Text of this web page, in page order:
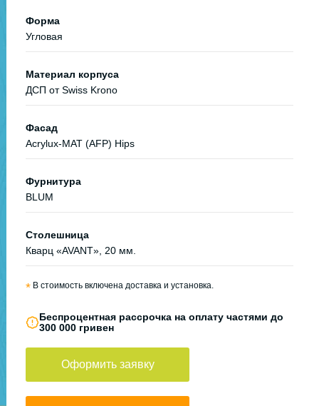
Форма
Угловая
Материал корпуса
ДСП от Swiss Krono
Фасад
Acrylux-MAT (AFP) Hips
Фурнитура
BLUM
Столешница
Кварц «AVANT», 20 мм.
* В стоимость включена доставка и установка.
Беспроцентная рассрочка на оплату частями до
300 000 гривен
Оформить заявку